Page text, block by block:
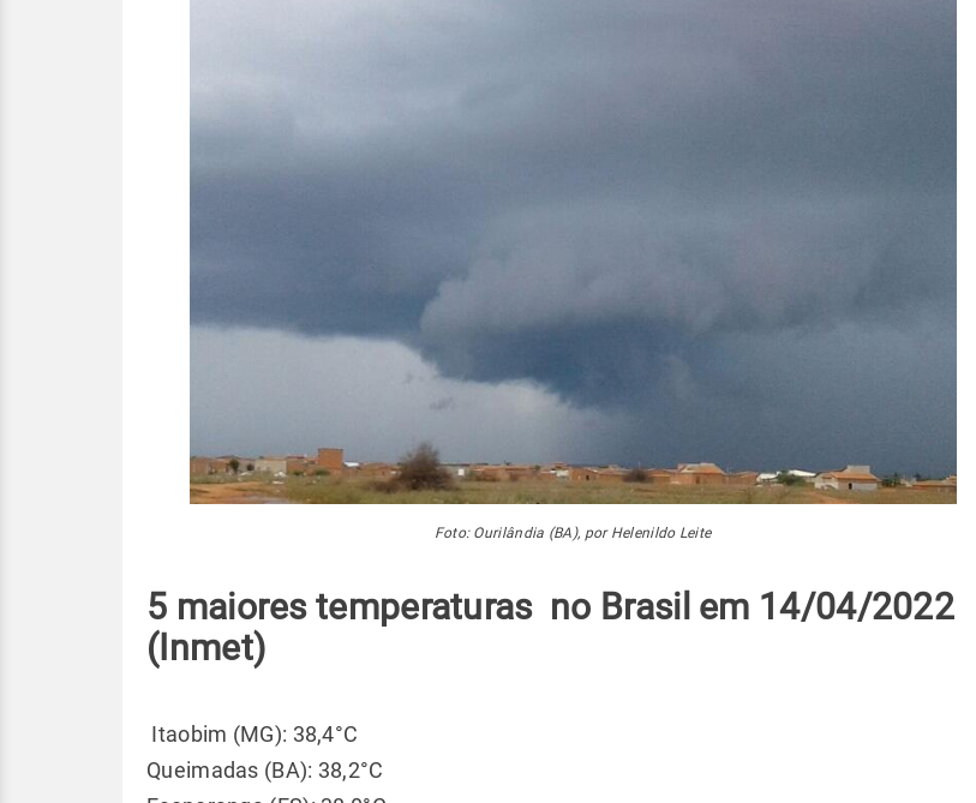
Foto: Ourilândia (BA), por Helenildo Leite
5 maiores temperaturas no Brasil em 14/04/2022
(Inmet)
Itaobim (MG): 38,4°C
Queimadas (BA): 38,2°C